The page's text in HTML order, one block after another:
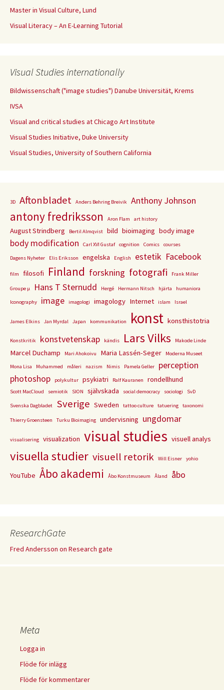
Master in Visual Culture, Lund
Visual Literacy – An E-Learning Tutorial
Visual Studies internationally
Bildwissenschaft ("image studies") Danube Universität, Krems
IVSA
Visual and critical studies at Chicago Art Institute
Visual Studies Initiative, Duke University
Visual Studies, University of Southern California
3D Aftonbladet Anders Behring Breivik Anthony Johnson
antony fredriksson Aron Flam art history
August Strindberg Bertil Almqvist bild bioimaging body image
body modification Carl XVI Gustaf cognition Comics courses
Dagens Nyheter Elis Eriksson engelska English estetik Facebook
film filosofi Finland forskning fotografi Frank Miller
Groupe µ Hans T Sternudd Hergé Hermann Nitsch hjärta humaniora
Iconography image imagologi imagology Internet islam Israel
James Elkins Jan Myrdal Japan kommunikation konst konsthistotria
Konstkritik konstvetenskap kändis Lars Vilks Makode Linde
Marcel Duchamp Mari Ahokoivu Maria Lassén-Seger
Moderna Museet
Mona Lisa
Muhammed måleri nazism Nimis Pamela Geller
perception
photoshop
polykultur psykiatri Ralf Kauranen rondellhund
Scott MacCloud semiotik SION självskada social democracy sociologi SvD
Svenska Dagbladet Sverige Sweden tattoo culture tatuering taxonomi
Thierry Groensteen Turku Bioimaging undervisning ungdomar
visualisering visualization visual studies visuell analys
visuella studier visuell retorik Will Eisner yohio
YouTube Åbo akademi Åbo Konstmuseum Åland åbo
ResearchGate
Fred Andersson on Research gate
Meta
Logga in
Flöde för inlägg
Flöde för kommentarer